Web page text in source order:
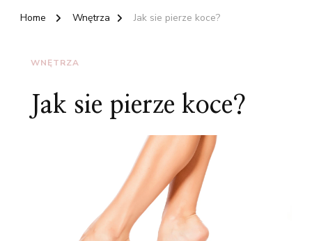
Home Wnętrza Jak sie pierze koce?
WNĘTRZA
Jak sie pierze koce?